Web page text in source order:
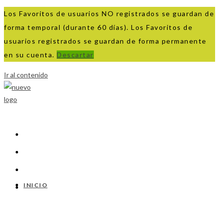
Los Favoritos de usuarios NO registrados se guardan de
forma temporal (durante 60 días). Los Favoritos de
usuarios registrados se guardan de forma permanente
en su cuenta. Descartar
Ir al contenido
INICIO